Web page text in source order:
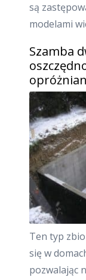
są
modelami
Szamba
Ten typ
się w
pozwalając